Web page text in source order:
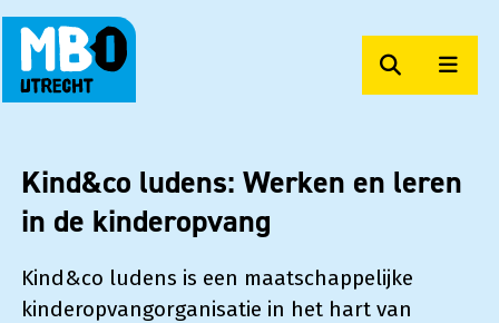
Zoeken
Kind&co ludens: Werken en leren
in de kinderopvang
Kind&co ludens is een maatschappelijke
kinderopvangorganisatie in het hart van